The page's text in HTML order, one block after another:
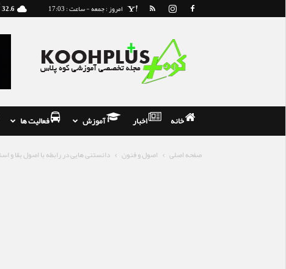
32.6 امروز : جمعه - ساعت : 17:03
مجله
و
فروشگاه
تخصصی
نوردی
خانه اخبار آموزش فعالیت ها
صفحه اصلی اصول و فنون دانستنی هایی در رابطه با اصول بقا و